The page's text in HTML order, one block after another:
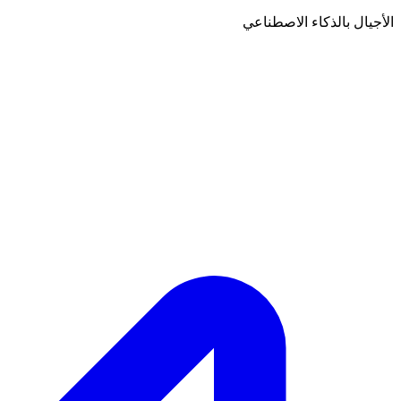
الأجيال بالذكاء الاصطناعي